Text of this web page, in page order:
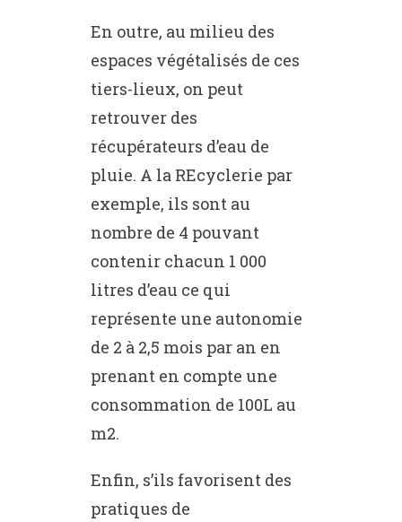
En outre, au milieu des
espaces végétalisés de ces
tiers-lieux, on peut
retrouver des
récupérateurs d’eau de
pluie. A la REcyclerie par
exemple, ils sont au
nombre de 4 pouvant
contenir chacun 1 000
litres d’eau ce qui
représente une autonomie
de 2 à 2,5 mois par an en
prenant en compte une
consommation de 100L au
m2.
Enfin, s’ils favorisent des
pratiques de